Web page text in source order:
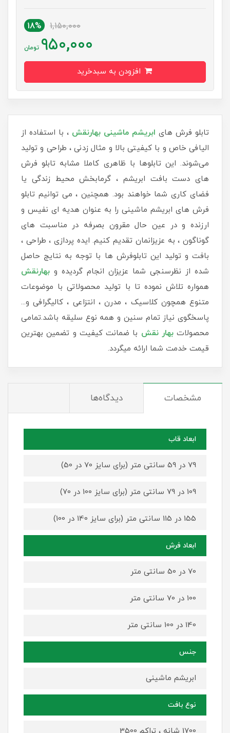
1,150,000
18%
950,000 تومان
تابلو فرش های ابریشم ماشینی بهارنقش ، با استفاده از
الیافی خاص و با کیفیتی بالا و مثال زدنی ، طراحی و تولید
می‌شوند. این تابلوها با ظاهری کاملا مشابه تابلو فرش
های دست بافت ابریشم ، گرمابخش محیط زندگی یا
فضای کاری شما خواهند بود. همچنین ، می توانیم تابلو
فرش های ابریشم ماشینی را به عنوان هدیه ای نفیس و
ارزنده و در عین حال مقرون بصرفه در مناسبت های
گوناگون ، به عزیزانمان تقدیم کنیم. ایده پردازی ، طراحی ،
بافت و تولید این تابلوفرش ها با توجه به نتایج حاصل
شده از نظرسنجی شما عزیزان انجام گردیده و بهارنقش
همواره تلاش نموده تا با تولید محصولاتی با موضوعات
متنوع همچون کلاسیک ، مدرن ، انتزاعی ، کالیگرافی و...
پاسخگوی نیاز تمام سنین و همه نوع سلیقه باشد.تمامی
محصولاتبهار نقش با ضمانت کیفیت و تضمین بهترین
قیمت خدمت شما ارائه میگردد.
مشخصات دیدگاه‌ها
ابعاد قاب
79 در 59 سانتی متر (برای سایز 70 در 50)
109 در 79 سانتی متر (برای سایز 100 در 70)
155 در 115 سانتی متر (برای سایز 140 در 100)
ابعاد فرش
70 در 50 سانتی متر
100 در 70 سانتی متر
140 در 100 سانتی متر
جنس
ابریشم ماشینی
نوع بافت